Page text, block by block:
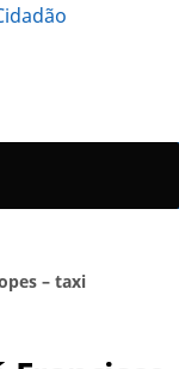
– taxi